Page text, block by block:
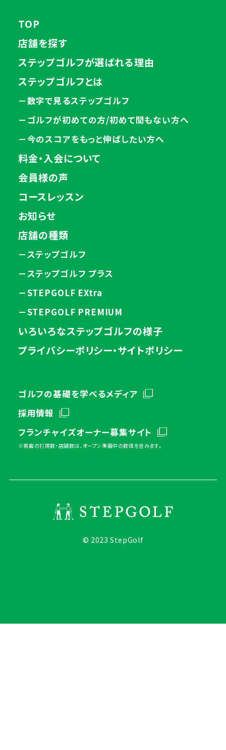
TOP
店舗を探す
ステップゴルフが選ばれる理由
ステップゴルフとは
－数字で見るステップゴルフ
－ゴルフが初めての方/初めて間もない方へ
－今のスコアをもっと伸ばしたい方へ
料金・入会について
会員様の声
コースレッスン
お知らせ
店舗の種類
－ステップゴルフ
－ステップゴルフ プラス
－STEPGOLF EXtra
－STEPGOLF PREMIUM
いろいろなステップゴルフの様子
プライバシーポリシー・サイトポリシー
ゴルフの基礎を学べるメディア
採用情報
フランチャイズオーナー募集サイト
※掲載の打席数・店舗数は、オープン準備中の数値を含みます。
© 2023 StepGolf